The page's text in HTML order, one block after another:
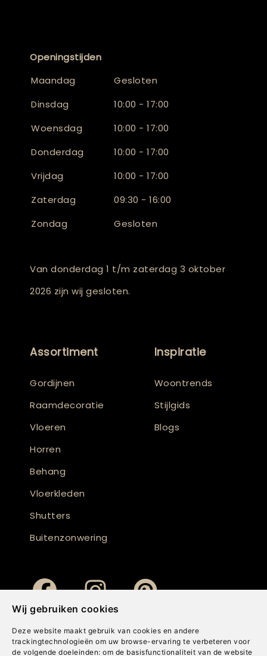
Wij gebruiken cookies
Deze website maakt gebruik van cookies en andere
trackingtechnologieën om uw browse-ervaring te verbeteren voor
de volgende doeleinden: om de basisfunctionaliteit van de website
Openingstijden
Maandag
Gesloten
Dinsdag
10:00 - 17:00
Woensdag
10:00 - 17:00
Donderdag
10:00 - 17:00
Vrijdag
10:00 - 17:00
Zaterdag
09:30 - 16:00
Zondag
Gesloten
Van donderdag 1 t/m zaterdag 3 oktober
2026 zijn wij gesloten.
Assortiment
Gordijnen
Raamdecoratie
Vloeren
Horren
Behang
Vloerkleden
Shutters
Buitenzonwering
Inspiratie
Woontrends
Stijlgids
Blogs